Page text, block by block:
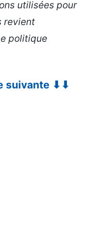
utilisées pour
revient
politique
suivante ⬇⬇